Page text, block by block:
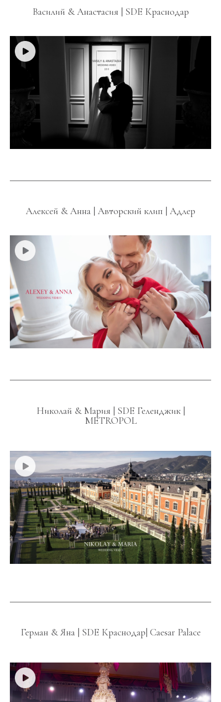
Василий & Анастасия | SDE Краснодар
Алексей & Анна | Авторский клип | Адлер
Николай & Мария | SDE Геленджик |
METROPOL
Герман & Яна | SDE Краснодар| Caesar Palace